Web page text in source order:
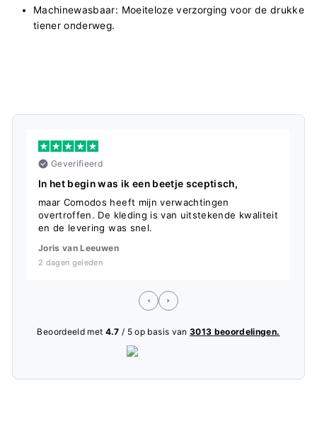
Machinewasbaar: Moeiteloze verzorging voor de drukke
tiener onderweg.
Geverifieerd
In het begin was ik een beetje sceptisch,
maar Comodos heeft mijn verwachtingen
overtroffen. De kleding is van uitstekende kwaliteit
en de levering was snel.
Joris van Leeuwen
2 dagen geleden
Beoordeeld met 4.7 / 5 op basis van 3013 beoordelingen.